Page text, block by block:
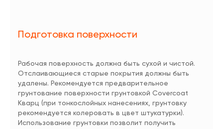
Подготовка поверхности
Рабочая поверхность должна быть сухой и чистой.
Отслаивающиеся старые покрытия должны быть
удалены. Рекомендуется предварительное
грунтование поверхности грунтовкой Covercoat
Кварц (при тонкослойных нанесениях, грунтовку
рекомендуется колеровать в цвет штукатурки).
Использование грунтовки позволит получить